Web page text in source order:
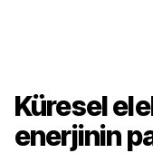
Küresel
enerjinin